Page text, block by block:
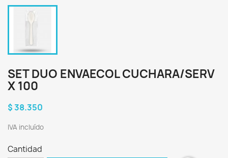
SET DUO ENVAECOL CUCHARA/SERV
X 100
$ 38.350
IVA incluído
Cantidad